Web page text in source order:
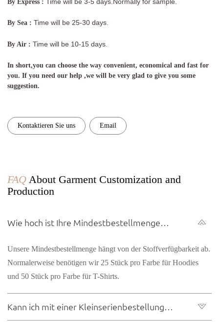
By Express :
By Sea : Time will be 25-30 days.
By Air : Time will be 10-15 days.
In short,you can choose the way convenient, economical and fast for
you. If you need our help ,we will be very glad to give you some
suggestion.
Kontaktieren Sie uns Email
FAQ About Garment Customization and
Production
Wie hoch ist Ihre Mindestbestellmenge
(MOQ) für Kleidungsstücke?
Unsere Mindestbestellmenge hängt von der Stoffverfügbarkeit ab.
Normalerweise benötigen wir 25 Stück pro Farbe für Hoodies
und 50 Stück pro Farbe für T-Shirts.
Kann ich mit einer Kleinserienbestellung